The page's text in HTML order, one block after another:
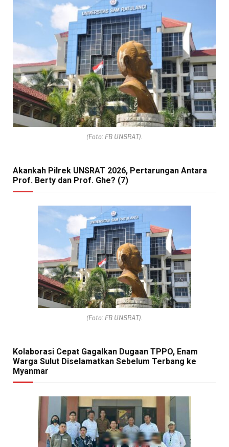
(Foto: FB UNSRAT).
Akankah Pilrek UNSRAT 2026, Pertarungan Antara
Prof. Berty dan Prof. Ghe? (7)
(Foto: FB UNSRAT).
Kolaborasi Cepat Gagalkan Dugaan TPPO, Enam
Warga Sulut Diselamatkan Sebelum Terbang ke
Myanmar